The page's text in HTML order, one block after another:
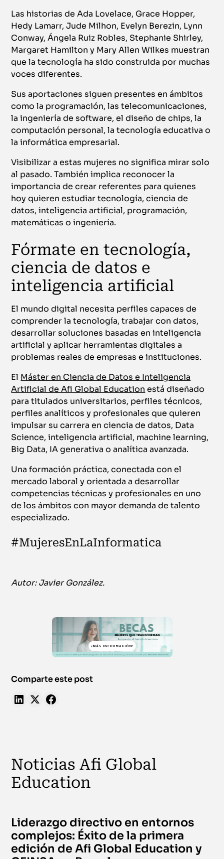
Las historias de Ada Lovelace, Grace Hopper,
Hedy Lamarr, Jude Milhon, Evelyn Berezin, Lynn
Conway, Ángela Ruiz Robles, Stephanie Shirley,
Margaret Hamilton y Mary Allen Wilkes muestran
que la tecnología ha sido construida por muchas
voces diferentes.
Sus aportaciones siguen presentes en ámbitos
como la programación, las telecomunicaciones,
la ingeniería de software, el diseño de chips, la
computación personal, la tecnología educativa o
la informática empresarial.
Visibilizar a estas mujeres no significa mirar solo
al pasado. También implica reconocer la
importancia de crear referentes para quienes
hoy quieren estudiar tecnología, ciencia de
datos, inteligencia artificial, programación,
matemáticas o ingeniería.
Fórmate en tecnología,
ciencia de datos e
inteligencia artificial
El mundo digital necesita perfiles capaces de
comprender la tecnología, trabajar con datos,
desarrollar soluciones basadas en inteligencia
artificial y aplicar herramientas digitales a
problemas reales de empresas e instituciones.
El Máster en Ciencia de Datos e Inteligencia
Artificial de Afi Global Education está diseñado
para titulados universitarios, perfiles técnicos,
perfiles analíticos y profesionales que quieren
impulsar su carrera en ciencia de datos, Data
Science, inteligencia artificial, machine learning,
Big Data, IA generativa o analítica avanzada.
Una formación práctica, conectada con el
mercado laboral y orientada a desarrollar
competencias técnicas y profesionales en uno
de los ámbitos con mayor demanda de talento
especializado.
#MujeresEnLaInformatica
Autor: Javier González.
Comparte este post
Noticias Afi Global
Education
Liderazgo directivo en entornos
complejos: Éxito de la primera
edición de Afi Global Education y